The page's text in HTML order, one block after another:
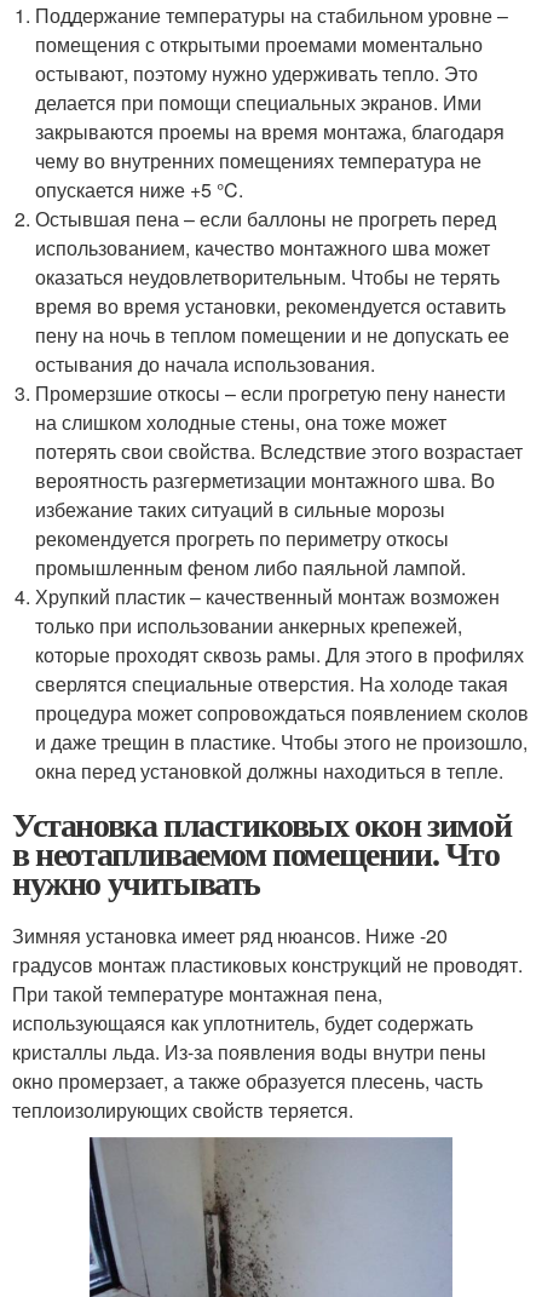
Поддержание температуры на стабильном уровне –
помещения с открытыми проемами моментально
остывают, поэтому нужно удерживать тепло. Это
делается при помощи специальных экранов. Ими
закрываются проемы на время монтажа, благодаря
чему во внутренних помещениях температура не
опускается ниже +5 °C.
Остывшая пена – если баллоны не прогреть перед
использованием, качество монтажного шва может
оказаться неудовлетворительным. Чтобы не терять
время во время установки, рекомендуется оставить
пену на ночь в теплом помещении и не допускать ее
остывания до начала использования.
Промерзшие откосы – если прогретую пену нанести
на слишком холодные стены, она тоже может
потерять свои свойства. Вследствие этого возрастает
вероятность разгерметизации монтажного шва. Во
избежание таких ситуаций в сильные морозы
рекомендуется прогреть по периметру откосы
промышленным феном либо паяльной лампой.
Хрупкий пластик – качественный монтаж возможен
только при использовании анкерных крепежей,
которые проходят сквозь рамы. Для этого в профилях
сверлятся специальные отверстия. На холоде такая
процедура может сопровождаться появлением сколов
и даже трещин в пластике. Чтобы этого не произошло,
окна перед установкой должны находиться в тепле.
Установка пластиковых окон зимой
в неотапливаемом помещении. Что
нужно учитывать
Зимняя установка имеет ряд нюансов. Ниже -20
градусов монтаж пластиковых конструкций не проводят.
При такой температуре монтажная пена,
использующаяся как уплотнитель, будет содержать
кристаллы льда. Из-за появления воды внутри пены
окно промерзает, а также образуется плесень, часть
теплоизолирующих свойств теряется.